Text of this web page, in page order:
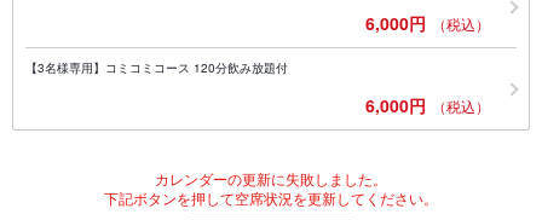
6,000円 （税込）
【3名様専用】コミコミコース 120分飲み放題付
6,000円 （税込）
カレンダーの更新に失敗しました。
下記ボタンを押して空席状況を更新してください。